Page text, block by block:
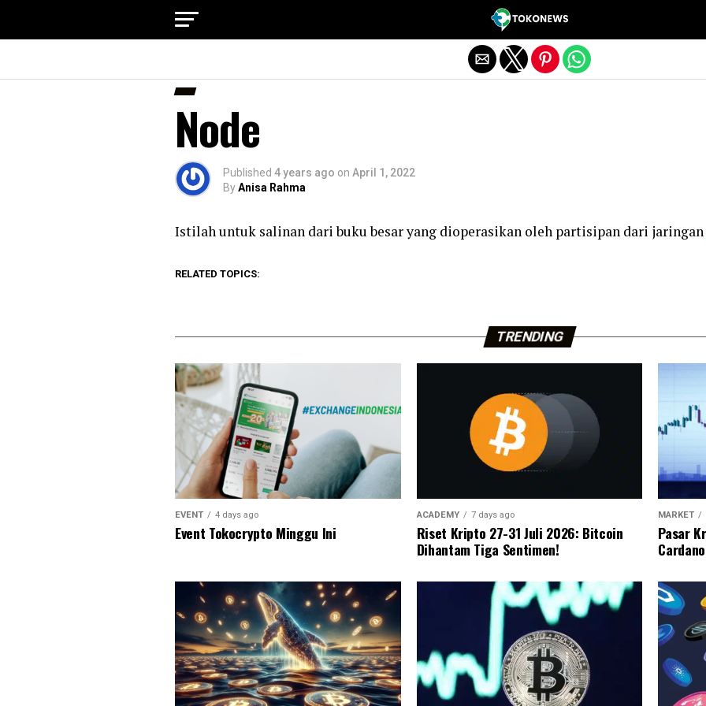
Node
Published 4 years ago on April 1, 2022
ByAnisa Rahma
Istilah untuk salinan dari buku besar yang dioperasikan oleh partisipan dari jaringan
RELATED TOPICS:
TRENDING
EVENT 4 days ago
Event Tokocrypto Minggu Ini
ACADEMY 7 days ago
Riset Kripto 27-31 Juli 2026: Bitcoin
Dihantam Tiga Sentimen!
MARKET
Pasar
Exit mobile version